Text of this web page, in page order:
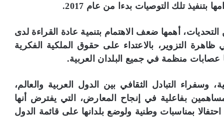
تلك التوصيات بدءا من عام 2017.
أهمها ضعف الاهتمام بتنمية عادة القراءة لدى
ظاهرة التزوير، بالاعتداء على حقوق الملكية الفكرية
منظمة في جميع البلدان العربية.
التبادل الثقافي بين الدول العربية والعالم،
بفاعلية في إنجاح المعارض، التي يفترض أنها
بمناسبات وطنية ولوضع بلدانها على قائمة الدول